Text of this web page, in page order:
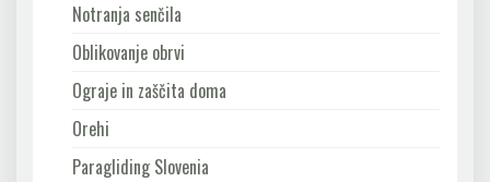
Notranja senčila
Oblikovanje obrvi
Ograje in zaščita doma
Orehi
Paragliding Slovenia